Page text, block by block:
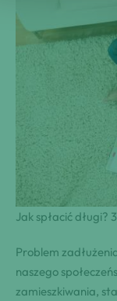
Jak spłacić długi?
Problem
naszego
zamieszkiwania,